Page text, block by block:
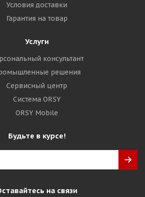
Условия доставки
Гарантия на товар
Услуги
консультант
решения
Сервисный центр
Система ORSY
ORSY Mobile
Будьте в курсе!
на связи